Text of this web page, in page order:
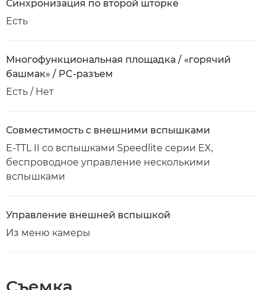
Синхронизация по второй шторке
Есть
Многофункциональная площадка / «горячий
башмак» / PC-разъем
Есть / Нет
Совместимость с внешними вспышками
E-TTL II со вспышками Speedlite серии EX,
беспроводное управление несколькими
вспышками
Управление внешней вспышкой
Из меню камеры